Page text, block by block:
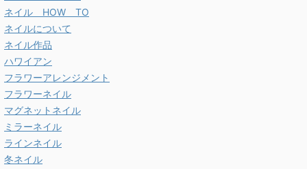
ネイル HOW TO
ネイルについて
ネイル作品
ハワイアン
フラワーアレンジメント
フラワーネイル
マグネットネイル
ミラーネイル
ラインネイル
冬ネイル